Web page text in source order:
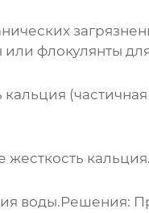
флокулянты
кальция
жесткость кальция.
воды.Решения: